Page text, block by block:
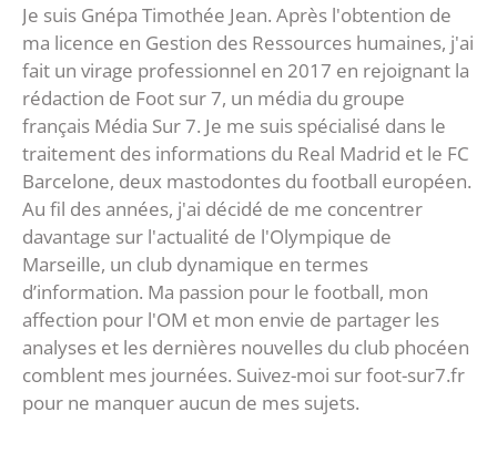
Je suis Gnépa Timothée Jean. Après l'obtention de
ma licence en Gestion des Ressources humaines, j'ai
fait un virage professionnel en 2017 en rejoignant la
rédaction de Foot sur 7, un média du groupe
français Média Sur 7. Je me suis spécialisé dans le
traitement des informations du Real Madrid et le FC
Barcelone, deux mastodontes du football européen.
Au fil des années, j'ai décidé de me concentrer
davantage sur l'actualité de l'Olympique de
Marseille, un club dynamique en termes
d’information. Ma passion pour le football, mon
affection pour l'OM et mon envie de partager les
analyses et les dernières nouvelles du club phocéen
comblent mes journées. Suivez-moi sur foot-sur7.fr
pour ne manquer aucun de mes sujets.